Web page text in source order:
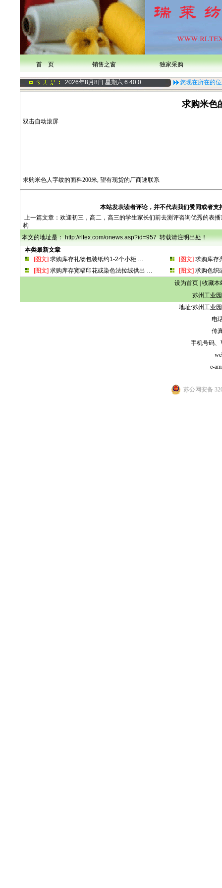
首 页 销售之窗 独家采购
2026年8月8日 星期六 6:40:0 您现在所在的
求购米色
双击自动滚屏
求购米色人字纹的面料200米, 望有现货的厂商速联系
本站发表读者评论，并不代表我们赞同或者
上一篇文章： 欢迎初三，高二，高三的学生家长们前去测评咨询优秀的表播
构
本文的地址是： http://rltex.com/onews.asp?id=957 转载请注明出处！
本类最新文章
[图文] 求购库存礼物包装纸约1-2个小柜 … [图文] 求购库存
[图文] 求购库存宽幅印花或染色法拉绒供出 … [图文] 求购色织
设为首页| 收藏本
苏州工业
地址:苏州工业
电
传
手机号码、
e-
苏公网安备